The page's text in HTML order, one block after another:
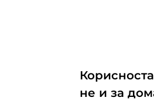
не и за